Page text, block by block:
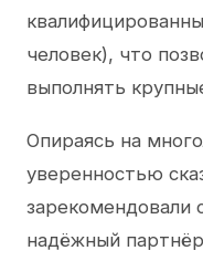
человек), что
выполнять
Опираясь на
уверенностью
зарекомендовали
надёжный